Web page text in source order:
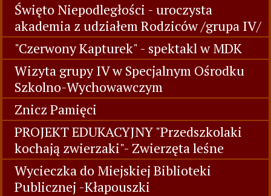
Święto Niepodległości - uroczysta
akademia z udziałem Rodziców /grupa IV/
"Czerwony Kapturek" - spektakl w MDK
Wizyta grupy IV w Specjalnym Ośrodku
Szkolno-Wychowawczym
Znicz Pamięci
PROJEKT EDUKACYJNY "Przedszkolaki
kochają zwierzaki"- Zwierzęta leśne
Wycieczka do Miejskiej Biblioteki
Publicznej -Kłapouszki